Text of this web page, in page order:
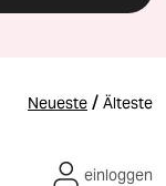
Neueste / Älteste
einloggen